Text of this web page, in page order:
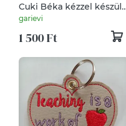
Cuki Béka kézzel készült
kulcstartó, táskadísz
garievi
1 500 Ft